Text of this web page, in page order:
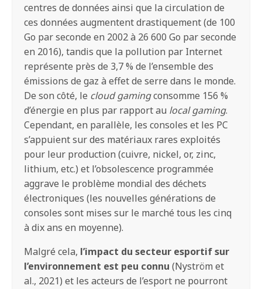
centres de données ainsi que la circulation de
ces données augmentent drastiquement (de 100
Go par seconde en 2002 à 26 600 Go par seconde
en 2016), tandis que la pollution par Internet
représente près de 3,7 % de l’ensemble des
émissions de gaz à effet de serre dans le monde.
De son côté, le cloud gamingconsomme 156 %
d’énergie en plus par rapport au local gaming.
Cependant, en parallèle, les consoles et les PC
s’appuient sur des matériaux rares exploités
pour leur production (cuivre, nickel, or, zinc,
lithium, etc.) et l’obsolescence programmée
aggrave le problème mondial des déchets
électroniques (les nouvelles générations de
consoles sont mises sur le marché tous les cinq
à dix ans en moyenne).
Malgré cela, l’impact du secteur esportif sur
l’environnement est peu connu (Nyström et
al., 2021) et les acteurs de l’esport ne pourront